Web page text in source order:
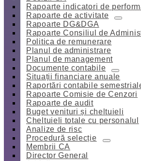
Rapoarte indicatori de
Rapoarte de activitate
Rapoarte DG&DGA
Rapoarte Consiliul de
Politica de remunerare
Planul de administrare
Planul de management
Documente contabile
Situații financiare anuale
Raportări contabile
Rapoarte Comisie de Cenzori
Rapoarte de audit
Buget venituri și cheltuieli
Cheltuieli totale cu personalul
Analize de risc
Procedură selecție
Membrii CA
Director General